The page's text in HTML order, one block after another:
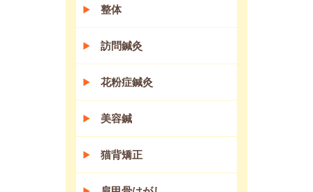
整体
訪問鍼灸
花粉症鍼灸
美容鍼
猫背矯正